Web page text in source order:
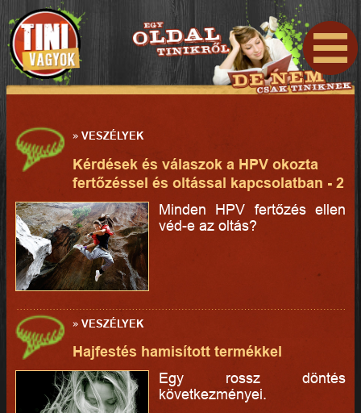
»VESZÉLYEK
Kérdések és válaszok a HPV okozta
fertőzéssel és oltással kapcsolatban - 2
Minden HPV fertőzés ellen
véd-e az oltás?
»VESZÉLYEK
Hajfestés hamisított termékkel
Egy rossz döntés
következményei.